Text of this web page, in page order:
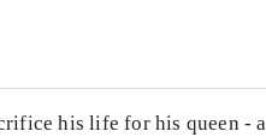
his life for his queen -